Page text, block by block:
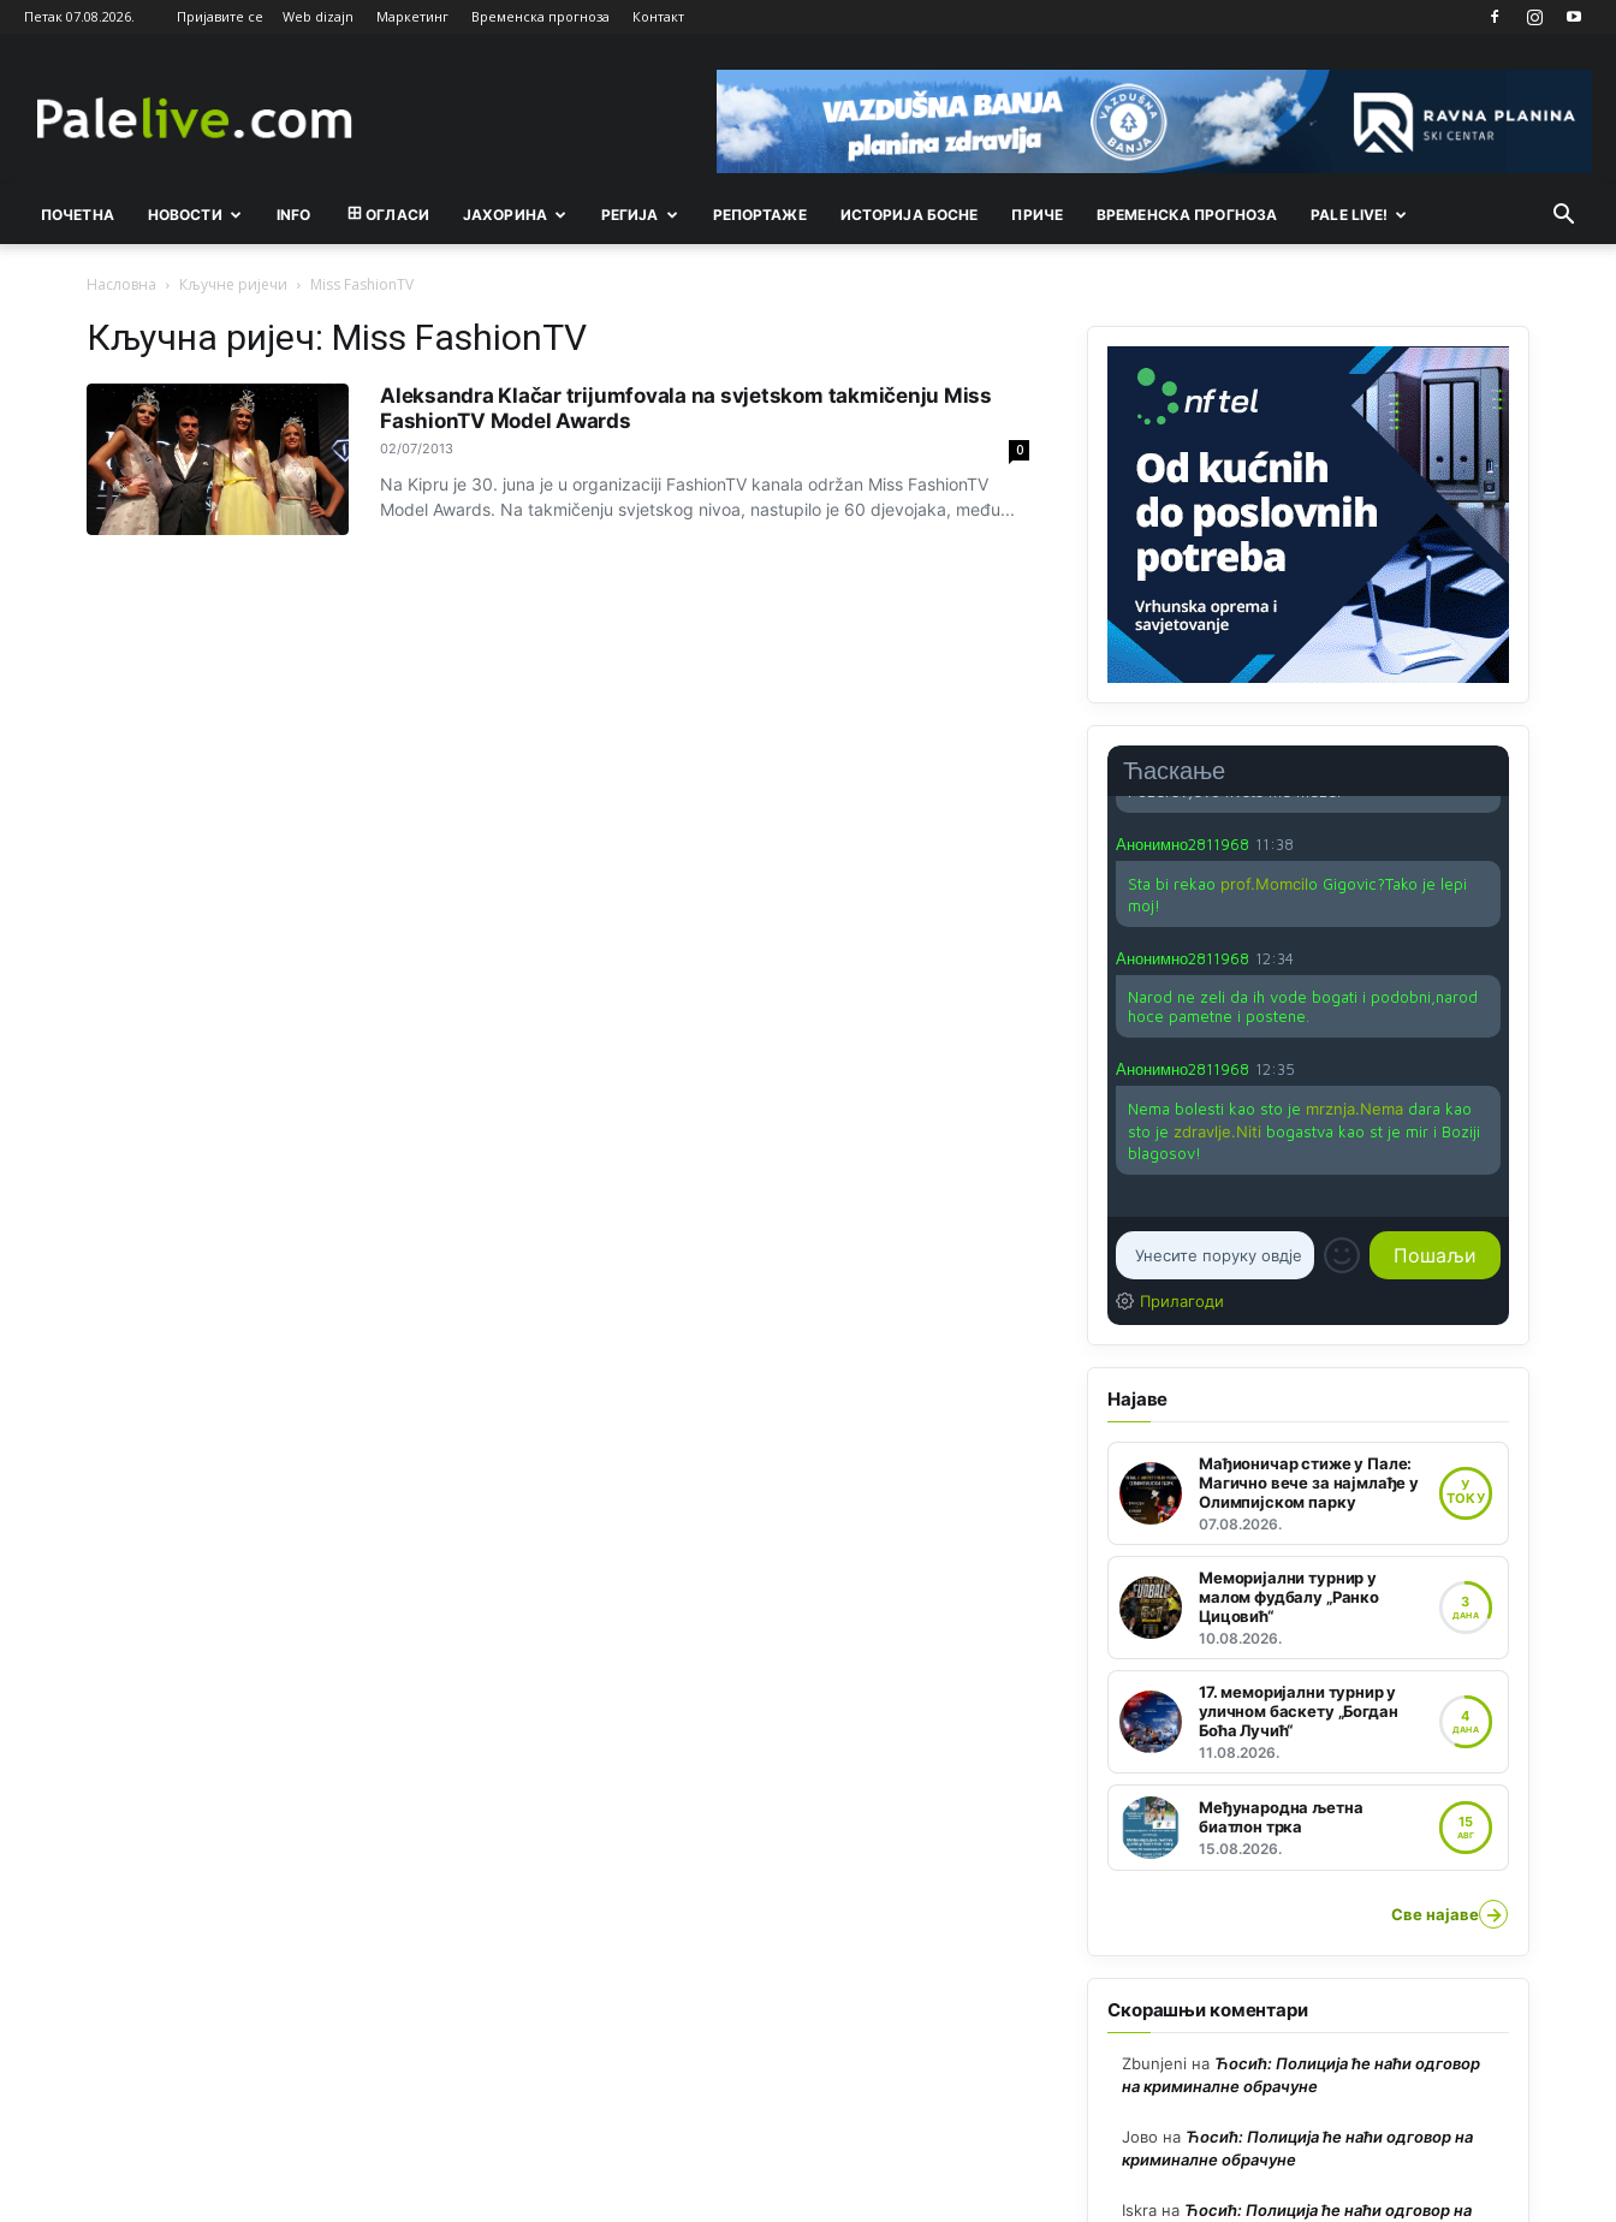
Петак 07.08.2026. Пријавите се Web dizajn Маркетинг Временска прогноза Контакт
ПОЧЕТНА НОВОСТИ INFO ОГЛАСИ ЈАХОРИНА РEГИЈА РEПОРТАЖE ИСТОРИЈА БОСНЕ ПРИЧЕ ВРEМEНСКА ПРОГНОЗА PALE LIVE!
Насловна Кључне ријечи Miss FashionTV
Кључна ријеч: Miss FashionTV
Aleksandra Klačar trijumfovala na svjetskom takmičenju Miss
FashionTV Model Awards
02/07/2013 0
Na Kipru je 30. juna je u organizaciji FashionTV kanala održan Miss FashionTV
Model Awards. Na takmičenju svjetskog nivoa, nastupilo je 60 djevojaka, među...
Ћаскање
Kuniocu ide q u guz...
Анонимно2808843 јуче
Анонимно2810587 11:11
vjeka,neko rece za Radovana i Ratka kaki su oni
srbi...i poce dalje da besjedi znam ja dobro sta je
bilo u Ag-ci...
Анонимно2810587
Proguglajte
Анонимно2810587 11:21
O kako su cudni lvi ljudi,uzeli bi sve da mogu...a
ja srce svima fajem,radujem se tudjoj sreci.I ko
ima i ko nema na iso ce mjesto leci!
Анонимно2810587
Nije u svijetu problem,nahraniti siromasnd,kako
nahraniti bogate!?
Анонимно2810587
Анонимно2811968 11:38
Sta bi rekao prof.Momcilo Gigovic?Tako je lepi
moj!
Анонимно2811968 12:34
Narod ne zeli da ih vode bogati i podobni,narod
hoce pametne i postene.
Анонимно2811968 12:35
Nema bolesti kao sto je mrznja.Nemadara kao
sto je zdravlje.Niti bogastva kao st je mir i Boziji
blagosov!
Прилагоди
Најаве
Мађионичар стиже у Пале:
Магично вече за најмлађе у
Олимпијском парку
07.08.2026.
У
ТОКУ
Меморијални турнир у
малом фудбалу „Ранко
Цицовић“
10.08.2026.
3
ДАНА
17. меморијални турнир у
уличном баскету „Богдан
Боћа Лучић“
11.08.2026.
4
ДАНА
Међународна љетна
биатлон трка
15.08.2026.
15
АВГ
Све најаве →
Скорашњи коментари
Zbunjeni на Ћосић: Полиција ће наћи одговор
на криминалне обрачуне
Јово на Ћосић: Полиција ће наћи одговор на
криминалне обрачуне
Iskra на Ћосић: Полиција ће наћи одговор на